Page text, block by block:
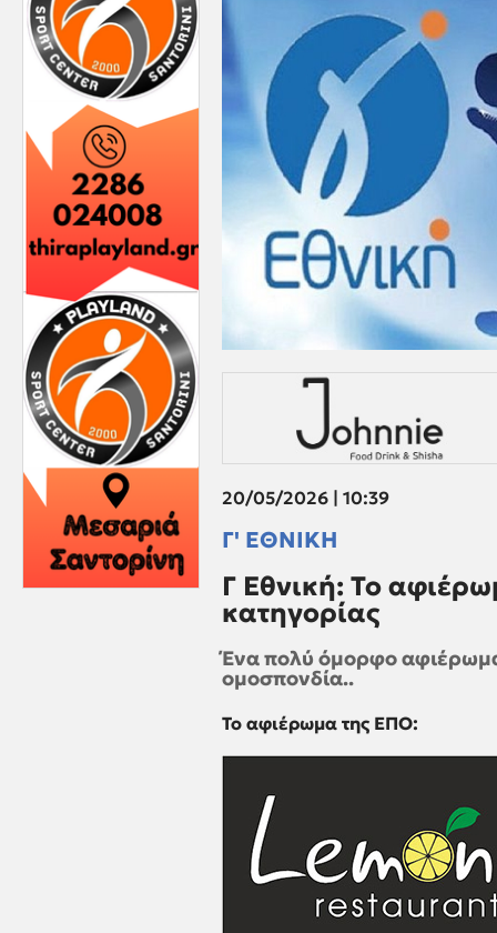
20/05/2026 | 10:39
Γ' ΕΘΝΙΚΗ
Γ Εθνική: Το
κατηγορίας
Ένα πολύ όμορφο
ομοσπονδία..
Το αφιέρωμα της ΕΠΟ: